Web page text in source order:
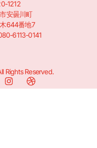
1212
安曇川町
644番地7
6113-0141
Rights Reserved.